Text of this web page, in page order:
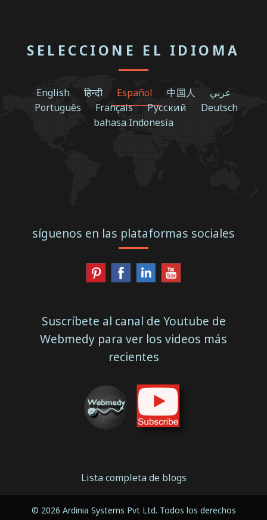
SELECCIONE EL IDIOMA
English हिन्दी Español 中国人
عربي
Português
Français Русский
Deutsch
bahasa Indonesia
síguenos en las plataformas sociales
Suscríbete al canal de Youtube de
Webmedy para ver los videos más
recientes
Lista completa de blogs
© 2026 Ardinia Systems Pvt Ltd. Todos los derechos